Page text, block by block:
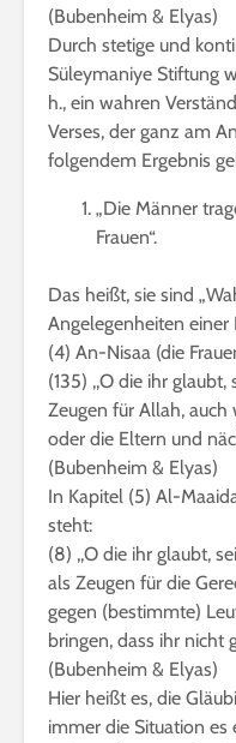
(Bubenheim & Elyas)
Durch stetige und
Süleymaniye Stiftung
h., ein wahren
Verses, der ganz am
folgendem Ergebnis
„Die Männer
Frauen“.
Das heißt, sie sind
Angelegenheiten einer
(4) An-Nisaa (die
(135) ,,O die ihr
Zeugen für Allah,
oder die Eltern und
(Bubenheim & Elyas)
In Kapitel (5) Al-
steht:
(8) ,,O die ihr glaubt,
als Zeugen für die
gegen (bestimmte)
bringen, dass ihr nicht
(Bubenheim & Elyas)
Hier heißt es, die
immer die Situation